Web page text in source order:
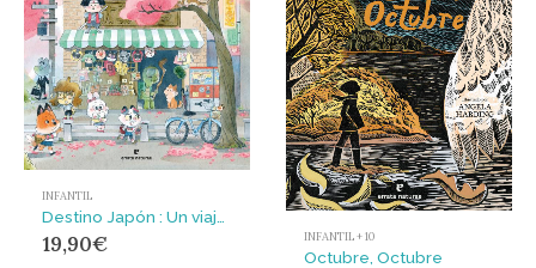
INFANTIL
19,90€ INFANTIL + 10
Octubre, Octubre